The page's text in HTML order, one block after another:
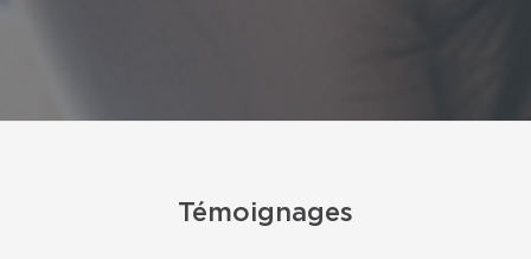
Témoignages